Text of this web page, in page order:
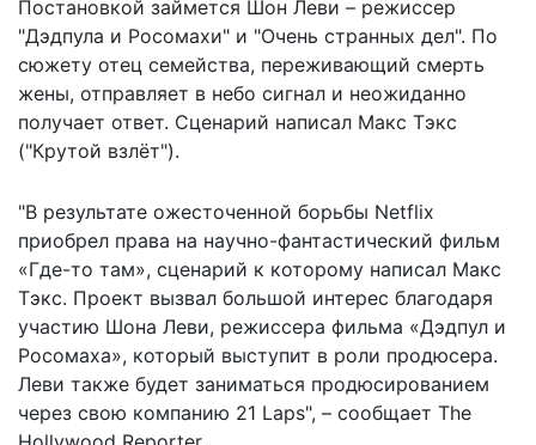
Постановкой займется Шон Леви – режиссер
"Дэдпула и Росомахи" и "Очень странных дел". По
сюжету отец семейства, переживающий смерть
жены, отправляет в небо сигнал и неожиданно
получает ответ. Сценарий написал Макс Тэкс
("Крутой взлёт").
"В результате ожесточенной борьбы Netflix
приобрел права на научно-фантастический фильм
«Где-то там», сценарий к которому написал Макс
Тэкс. Проект вызвал большой интерес благодаря
участию Шона Леви, режиссера фильма «Дэдпул и
Росомаха», который выступит в роли продюсера.
Леви также будет заниматься продюсированием
через свою компанию 21 Laps", – сообщает The